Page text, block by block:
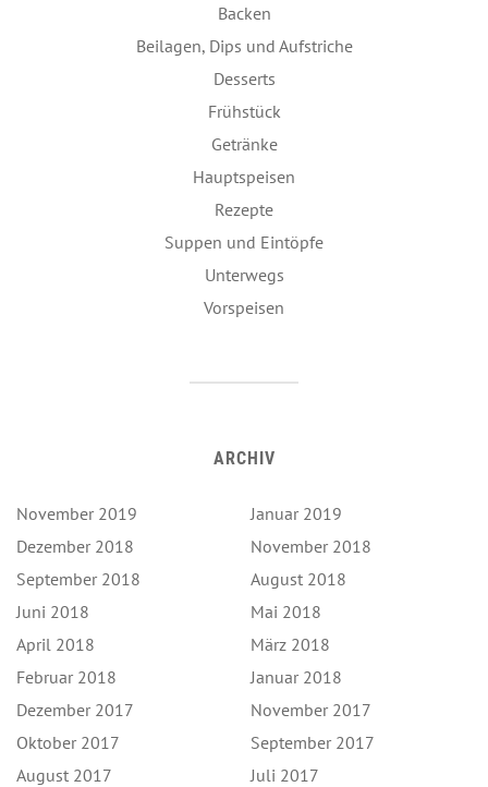
Backen
Beilagen, Dips und Aufstriche
Desserts
Frühstück
Getränke
Hauptspeisen
Rezepte
Suppen und Eintöpfe
Unterwegs
Vorspeisen
ARCHIV
November 2019
Januar 2019
Dezember 2018
November 2018
September 2018
August 2018
Juni 2018
Mai 2018
April 2018
März 2018
Februar 2018
Januar 2018
Dezember 2017
November 2017
Oktober 2017
September 2017
August 2017
Juli 2017